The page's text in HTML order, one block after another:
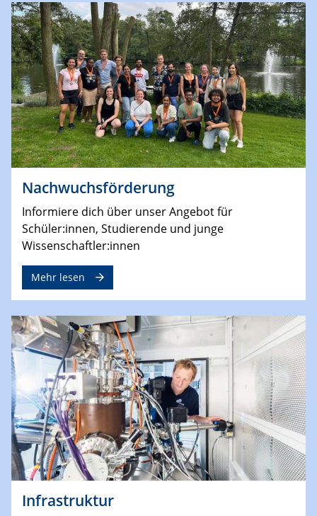
Nachwuchsförderung
Informiere dich über unser Angebot für
Schüler:innen, Studierende und junge
Wissenschaftler:innen
Mehr lesen
Infrastruktur